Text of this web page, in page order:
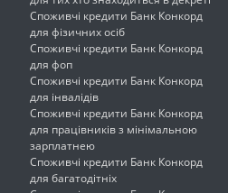
Споживчі кредити Банк Конкорд
для фізичних осіб
Споживчі кредити Банк Конкорд
для фоп
Споживчі кредити Банк Конкорд
для інвалідів
Споживчі кредити Банк Конкорд
для працівників з мінімальною
зарплатнею
Споживчі кредити Банк Конкорд
для багатодітніх